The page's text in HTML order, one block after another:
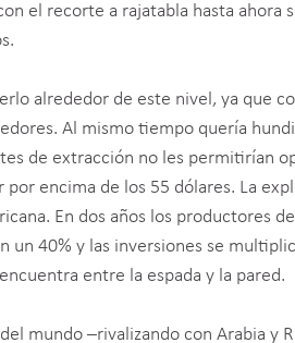
el recorte a rajatabla hasta ahora
alrededor de este nivel, ya que
Al mismo tiempo quería
de extracción no les permitirían
encima de los 55 dólares. La
En dos años los productores
un 40% y las inversiones se
entre la espada y la pared.
mundo –rivalizando con Arabia y